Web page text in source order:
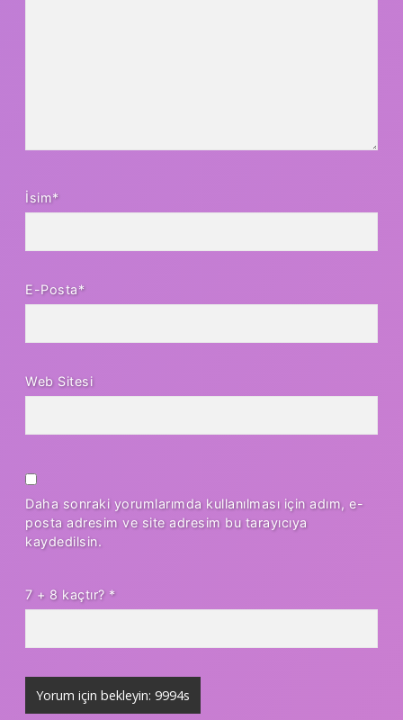
İsim*
E-Posta*
Web Sitesi
Daha sonraki yorumlarımda kullanılması için adım, e-
posta adresim ve site adresim bu tarayıcıya
kaydedilsin.
7 + 8 kaçtır? *